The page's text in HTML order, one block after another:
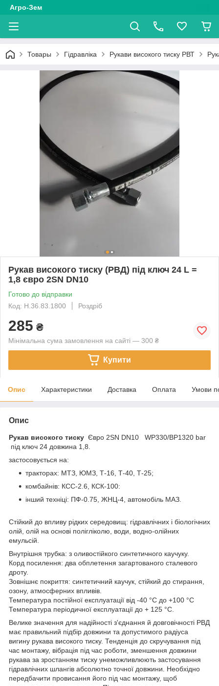
Агро-Зем
Товары Гідравліка Рукави високого тиску РВТ
Рукав високого тиску (РВД) під ключ 24 L =
1,8 євро 2SN DN10
Готово до відправки
Код: Н.36.83.1800
Роздріб
285 ₴
Мінімальна сума замовлення на сайті — 300 ₴
Купити
Опис Характеристики Доставка Оплата Умови
Опис
Рукав високого тиску Євро 2SN DN10 WP330/BP1320 bar
під ключ 24 довжина 1,8.
застосовується на:
тракторах: МТЗ, ЮМЗ, Т-16, Т-40, Т-25;
комбайнів: КСС-2.6, КСК-100:
інший техніці: ПФ-0.75, ЖНЦ-4, автомобіль МАЗ.
Стійкий до впливу рідких середовищ: гідравлічних і біологічних
олій, олій на основі полігліколю, води, водно-олійних
емульсій.
Внутрішня трубка: з оливостійкого синтетичного каучуку.
Корд посилення: два обплетення загартованого сталевого
дроту.
Зовнішнє покриття: синтетичний каучук, стійкий до стирання,
озону, атмосферних впливів.
Температура постійної експлуатації від -40 °C до +100 °C
Температура періодичної експлуатації до + 125 °C.
Велике значення для надійності з'єднання й довговічності РВД
має правильний підбір довжини та допустимого радіуса
вигину рукава високого тиску. Тенденція до скручування під
час монтажу, вібрація під час роботи, зменшення довжини
рукава за зростанням тиску унеможливлюють застосування
гідравлічних шлангів абсолютно точної довжини. Необхідно
передбачити провисання його під час монтажу, щоб